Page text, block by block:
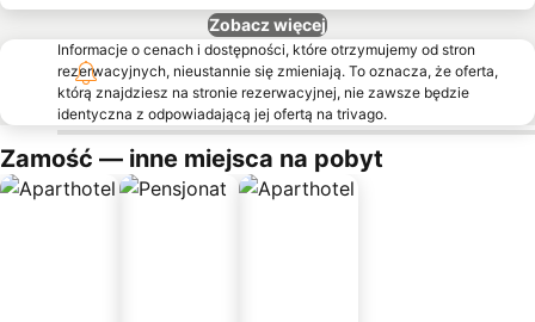
Zobacz więcej
Informacje o cenach i dostępności, które otrzymujemy od stron
rezerwacyjnych, nieustannie się zmieniają. To oznacza, że oferta,
którą znajdziesz na stronie rezerwacyjnej, nie zawsze będzie
identyczna z odpowiadającą jej ofertą na trivago.
Zamość — inne miejsca na pobyt